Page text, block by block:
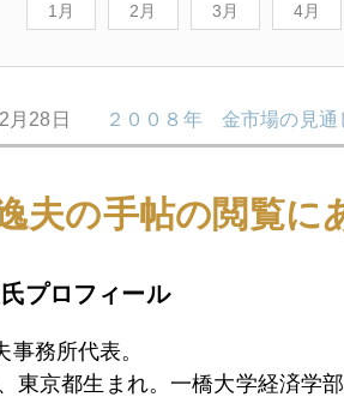
1月 2月 3月 4月
月28日 ２００８年 金市場の見通
月27日 クリスマスラリー
夫の手帖の閲覧に
プロフィール
事務所代表。
東京都生まれ。一橋大学経済学